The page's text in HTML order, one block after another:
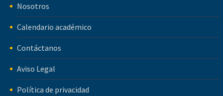
Nosotros
Calendario académico
Contáctanos
Aviso Legal
Política de privacidad